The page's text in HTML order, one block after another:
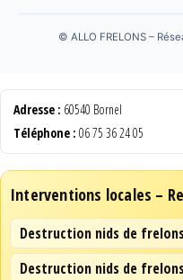
© ALLO FRELONS –
Adresse : 60540 Bornel
Téléphone : 06 75 36 24 05
Interventions locales –
Destruction nids de
Destruction nids de